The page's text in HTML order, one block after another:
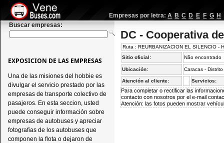
Empresas por letra: A B C D E F G H
Buscar empresas:
DC - Cooperativa
Ruta : REURBANIZACION EL SILENCIO -
Sitio oficial:
Não encontrado
Ubicación: Caracas -
Atención al cliente: Servicios:
Para completar o rectificar las
contacto con nosotros por el e-mail
Atención: las fotos pueden mostrar
EXPOSICION DE LAS EMPRESAS
Una de las misiones del hobbie es
divulgar el servicio prestado por las
empresas de transporte colectivo de
pasajeros. En esta seccion, usted
puede conseguir información sobre
empresas de autobuses y apreciar
fotografias de los autobuses que
componen la flota o dejaron de